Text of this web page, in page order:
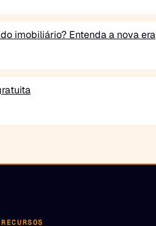
imobiliário? Entenda a nova era
RECURSOS